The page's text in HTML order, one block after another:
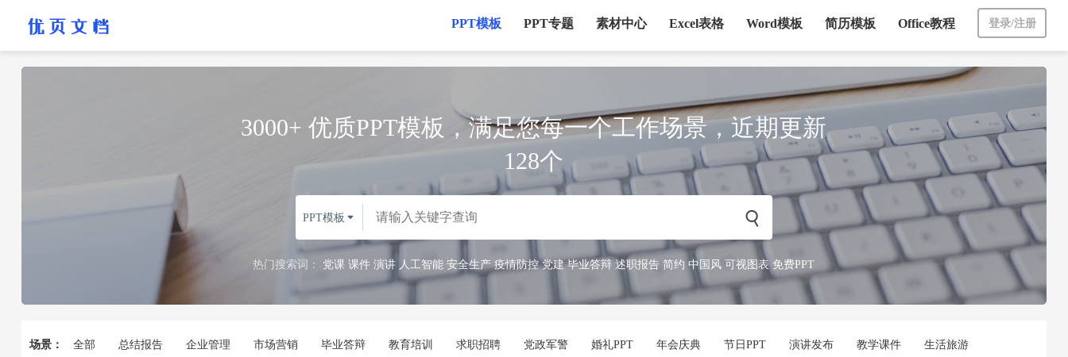
PPT模板 PPT专题 素材中心 Excel表格 Word模板 简历模板 Office教程 登录/注册
3000+ 优质PPT模板，满足您每一个工作场景，近期更新
128个
PPT模板  
热门搜索词： 党课 课件 演讲 人工智能 安全生产 疫情防控 党建 毕业答辩 述职报告 简约 中国风 可视图表 免费PPT
场景： 全部 总结报告 企业管理 市场营销 毕业答辩 教育培训 求职招聘 党政军警 婚礼PPT 年会庆典 节日PPT 演讲发布 教学课件 生活旅游